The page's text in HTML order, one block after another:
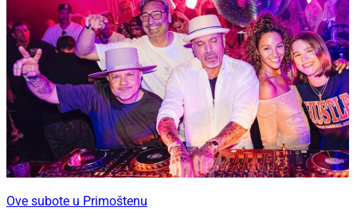
Ove subote u Primoštenu